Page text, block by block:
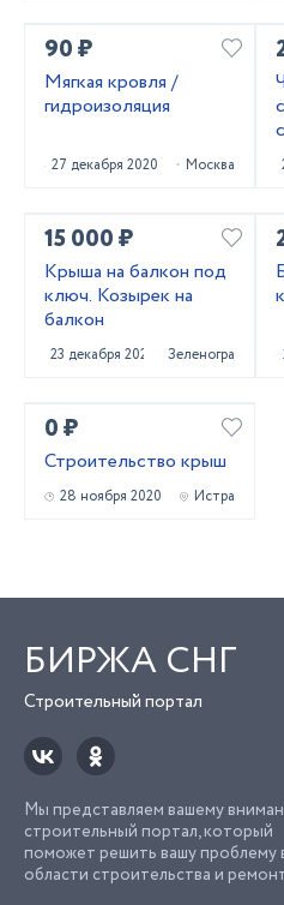
90 ₽
Мягкая кровля /
гидроизоляция
27 декабря 2020 Москва
15 000 ₽
Крыша на балкон под
ключ. Козырек на
балкон
23 декабря 2020 Зеленоград
0 ₽
Строительство крыш
28 ноября 2020 Истра
БИРЖА СНГ
Строительный портал
Мы представляем вашему
строительный портал, который
поможет решить вашу проблему
области строительства и